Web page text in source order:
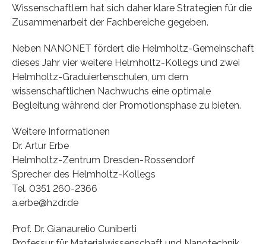
Wissenschaftlern hat sich daher klare Strategien für die
Zusammenarbeit der Fachbereiche gegeben.
Neben NANONET fördert die Helmholtz-Gemeinschaft
dieses Jahr vier weitere Helmholtz-Kollegs und zwei
Helmholtz-Graduiertenschulen, um dem
wissenschaftlichen Nachwuchs eine optimale
Begleitung während der Promotionsphase zu bieten.
Weitere Informationen
Dr. Artur Erbe
Helmholtz-Zentrum Dresden-Rossendorf
Sprecher des Helmholtz-Kollegs
Tel. 0351 260-2366
a.erbe@hzdr.de
Prof. Dr. Gianaurelio Cuniberti